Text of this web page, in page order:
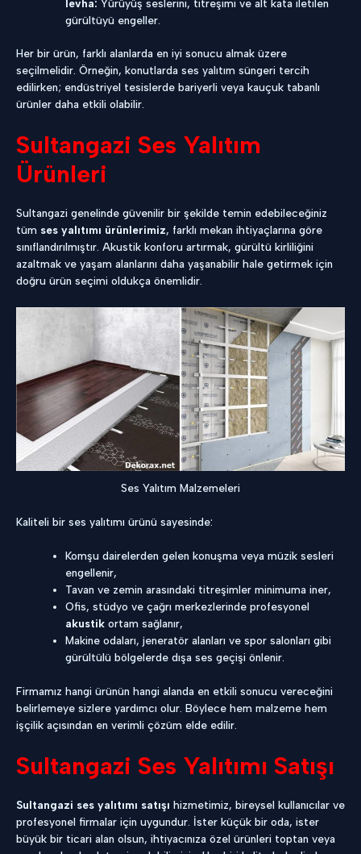
levha: Yürüyüş seslerini, titreşimi ve alt kata iletilen
gürültüyü engeller.
Her bir ürün, farklı alanlarda en iyi sonucu almak üzere
seçilmelidir. Örneğin, konutlarda ses yalıtım süngeri tercih
edilirken; endüstriyel tesislerde bariyerli veya kauçuk tabanlı
ürünler daha etkili olabilir.
Sultangazi Ses Yalıtım
Ürünleri
Sultangazi genelinde güvenilir bir şekilde temin edebileceğiniz
tüm ses yalıtımı ürünlerimiz, farklı mekan ihtiyaçlarına göre
sınıflandırılmıştır. Akustik konforu artırmak, gürültü kirliliğini
azaltmak ve yaşam alanlarını daha yaşanabilir hale getirmek için
doğru ürün seçimi oldukça önemlidir.
Ses Yalıtım Malzemeleri
Kaliteli bir ses yalıtımı ürünü sayesinde:
Komşu dairelerden gelen konuşma veya müzik sesleri
engellenir,
Tavan ve zemin arasındaki titreşimler minimuma iner,
Ofis, stüdyo ve çağrı merkezlerinde profesyonel
akustik ortam sağlanır,
Makine odaları, jeneratör alanları ve spor salonları gibi
gürültülü bölgelerde dışa ses geçişi önlenir.
Firmamız hangi ürünün hangi alanda en etkili sonucu vereceğini
belirlemeye sizlere yardımcı olur. Böylece hem malzeme hem
işçilik açısından en verimli çözüm elde edilir.
Sultangazi Ses Yalıtımı Satışı
Sultangazi ses yalıtımı satışı hizmetimiz, bireysel kullanıcılar ve
profesyonel firmalar için uygundur. İster küçük bir oda, ister
büyük bir ticari alan olsun, ihtiyacınıza özel ürünleri toptan veya